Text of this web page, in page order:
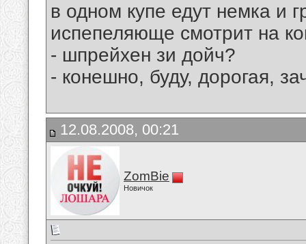
в одном купе едут немка и
испепеляюще смотрит на
- шпрейхен зи дойч?
- конешно, буду, дорогая,
12.08.2008, 00:21
ZomBie
Новичок